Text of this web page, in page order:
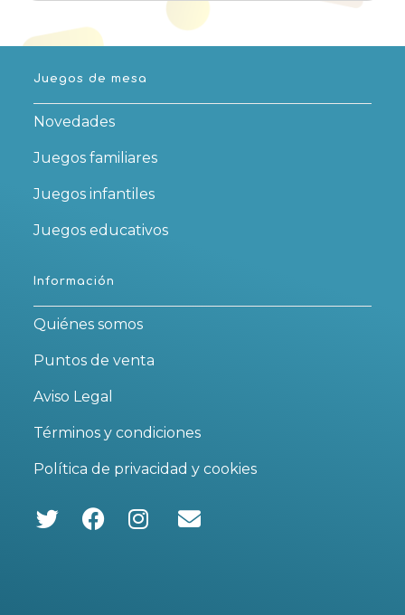
Juegos de mesa
Novedades
Juegos familiares
Juegos infantiles
Juegos educativos
Información
Quiénes somos
Puntos de venta
Aviso Legal
Términos y condiciones
Política de privacidad y cookies
abre
Se
abre
abre